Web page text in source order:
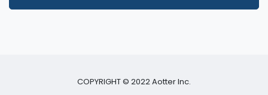
COPYRIGHT © 2022 Aotter Inc.